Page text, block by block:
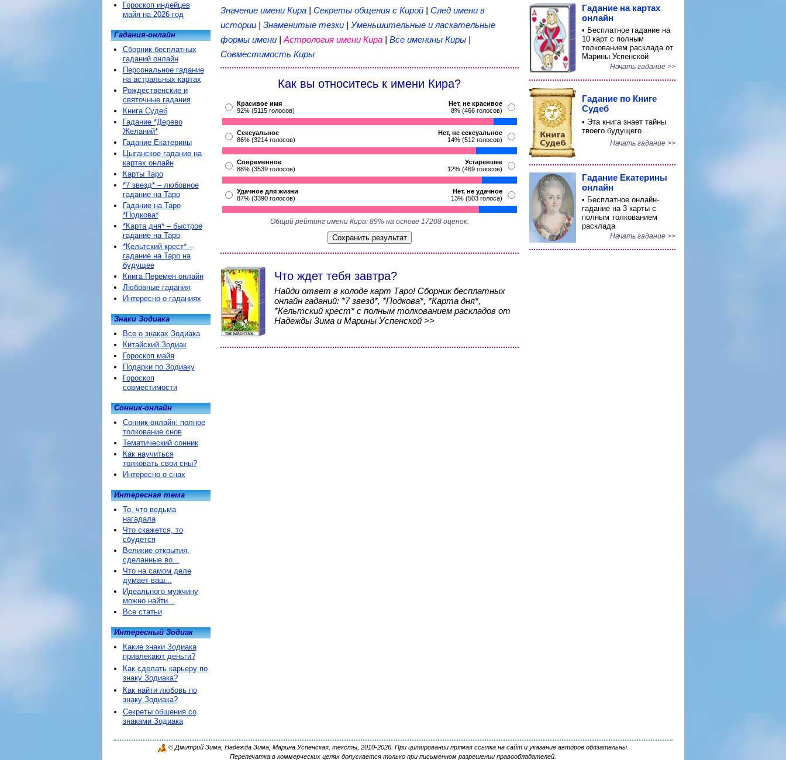
Значение имени Кира| Секреты общения с Кирой | След имени в
истории| Знаменитые тезки| Уменьшительные и ласкательные
формы имени| Астрология имени Кира| Все именины Киры |
Совместимость Киры
Как вы относитесь к имени Кира?
Красивое имя
92% (5115 голосов)
Нет, не красивое
8% (466 голосов)
Сексуальное
86% (3214 голосов)
Нет, не сексуальное
14% (512 голосов)
Современное
88% (3539 голосов)
Устаревшее
12% (469 голосов)
Удачное для жизни
87% (3390 голосов)
Нет, не удачное
13% (503 голоса)
Общий рейтинг имени Кира: 89% на основе 17208 оценок.
Что ждет тебя завтра?
Найди ответ в колоде карт Таро! Сборник бесплатных
онлайн гаданий: *7 звезд*, *Подкова*, *Карта дня*,
*Кельтский крест* с полным толкованием раскладов от
Надежды Зима и Марины Успенской >>
Гороскоп индейцев
майя на 2026 год
Гадания-онлайн
Сборник бесплатных
гаданий онлайн
Персональное гадание
на астральных картах
Рождественские и
святочные гадания
Книга Судеб
Гадание *Дерево
Желаний*
Гадание Екатерины
Цыганское гадание на
картах онлайн
Карты Таро
*7 звезд* – любовное
гадание на Таро
Гадание на Таро
*Подкова*
*Карта дня* – быстрое
гадание на Таро
*Кельтский крест* –
гадание на Таро на
будущее
Книга Перемен онлайн
Любовные гадания
Интересно о гаданиях
Знаки Зодиака
Все о знаках Зодиака
Китайский Зодиак
Гороскоп майя
Подарки по Зодиаку
Гороскоп
совместимости
Сонник-онлайн
Сонник-онлайн: полное
толкование снов
Тематический сонник
Как научиться
толковать свои сны?
Интересно о снах
Интересная тема
То, что ведьма
нагадала
Что скажется, то
сбудется
Великие открытия,
сделанные во...
Что на самом деле
думает ваш...
Идеального мужчину
можно найти...
Все статьи
Интересный Зодиак
Какие знаки Зодиака
привлекают деньги?
Как сделать карьеру по
знаку Зодиака?
Как найти любовь по
знаку Зодиака?
Секреты общения со
знаками Зодиака
Гадание на картах
онлайн
• Бесплатное гадание на
10 карт с полным
толкованием расклада от
Марины Успенской
Начать гадание >>
Гадание по Книге
Судеб
• Эта книга знает тайны
твоего будущего...
Начать гадание >>
Гадание Екатерины
онлайн
• Бесплатное онлайн-
гадание на 3 карты с
полным толкованием
расклада
Начать гадание >>
© Дмитрий Зима, Надежда Зима, Марина Успенская, тексты, 2010-2026. При цитировании прямая ссылка на сайт и указание авторов обязательны.
Перепечатка в коммерческих целях допускается только при письменном разрешении правообладателей.